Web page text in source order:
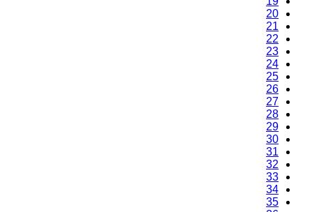
20
21
22
23
24
25
26
27
28
29
30
31
32
33
34
35